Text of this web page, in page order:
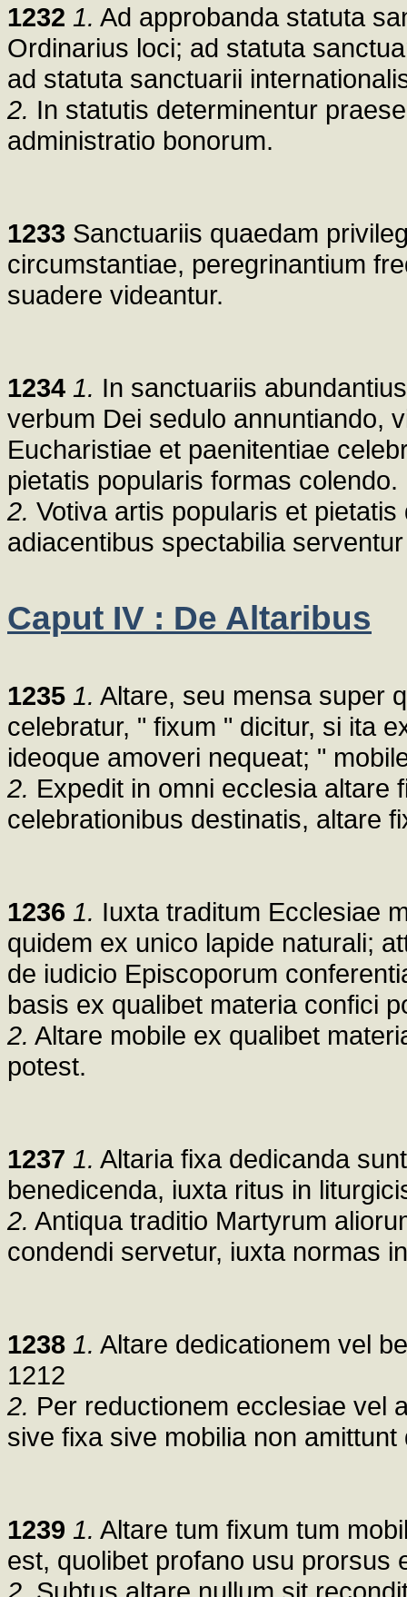
1232 1. Ad approbanda statuta
Ordinarius loci; ad statuta
ad statuta sanctuarii
2. In statutis determinentur
administratio bonorum.
1233 Sanctuariis quaedam
circumstantiae, peregrinantium
suadere videantur.
1234 1. In sanctuariis
verbum Dei sedulo annuntiando,
Eucharistiae et paenitentiae
pietatis popularis formas colendo.
2. Votiva artis popularis et
adiacentibus spectabilia
Caput IV : De Altaribus
1235 1. Altare, seu mensa super
celebratur, " fixum " dicitur, si ita
ideoque amoveri nequeat; "
2. Expedit in omni ecclesia altare
celebrationibus destinatis, altare
1236 1. Iuxta traditum Ecclesiae
quidem ex unico lapide naturali;
de iudicio Episcoporum
basis ex qualibet materia confici
2. Altare mobile ex qualibet
potest.
1237 1. Altaria fixa dedicanda
benedicenda, iuxta ritus in
2. Antiqua traditio Martyrum
condendi servetur, iuxta normas
1238 1. Altare dedicationem vel
1212
2. Per reductionem ecclesiae vel
sive fixa sive mobilia non
1239 1. Altare tum fixum tum
est, quolibet profano usu prorsus
2. Subtus altare nullum sit